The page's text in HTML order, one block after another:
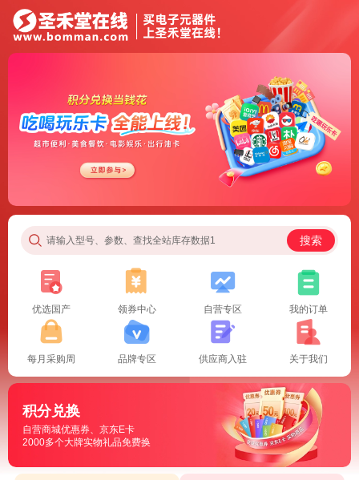
请输入型号、参数、查找全站库存数据1 搜索
优选国产 领券中心 自营专区 我的订单
每月采购周 品牌专区 供应商入驻 关于我们
积分兑换
自营商城优惠券、京东E卡
2000多个大牌实物礼品免费换